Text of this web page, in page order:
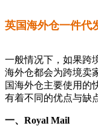
英国海外仓一件代
一般情况下，如果跨
海外仓都会为跨境卖
国海外仓主要使用的
有着不同的优点与缺
一、Royal Mail